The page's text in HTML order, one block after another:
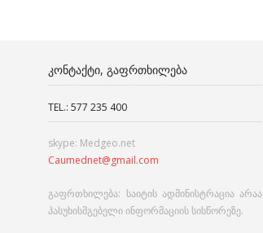
ᲙᲝᲜᲢᲐᲥᲢᲘ, ᲒᲐᲤᲠᲗᲮᲘᲚᲔᲑᲐ
TEL.: 577 235 400
skype: Medgeo.net
Caumednet@gmail.com
გაფრთხილება: საიტის ადმინისტრაცია არაა
პასუხისმგებელი ინფორმაციის სისწორეზე.